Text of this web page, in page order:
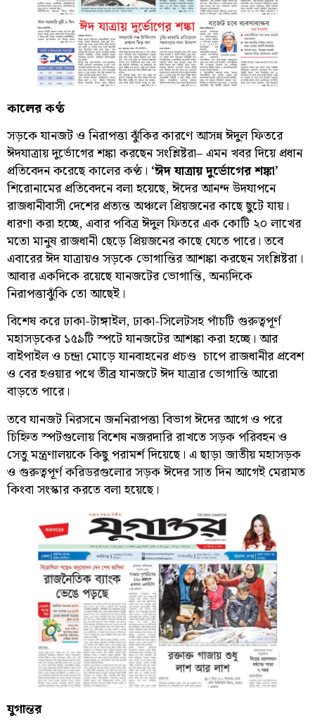
কালের কণ্ঠ
সড়কে যানজট ও নিরাপত্তা ঝুঁকির কারণে আসন্ন ঈদুল ফিতরে
ঈদযাত্রায় দুর্ভোগের শঙ্কা করছেন সংশ্লিষ্টরা– এমন খবর দিয়ে প্রধান
প্রতিবেদন করেছে কালের কণ্ঠ। ‘ঈদ যাত্রায় দুর্ভোগের শঙ্কা’
শিরোনামের প্রতিবেদনে বলা হয়েছে, ঈদের আনন্দ উদযাপনে
রাজধানীবাসী দেশের প্রত্যন্ত অঞ্চলে প্রিয়জনের কাছে ছুটে যায়।
ধারণা করা হচ্ছে, এবার পবিত্র ঈদুল ফিতরে এক কোটি ২০ লাখের
মতো মানুষ রাজধানী ছেড়ে প্রিয়জনের কাছে যেতে পারে। তবে
এবারের ঈদ যাত্রায়ও সড়কে ভোগান্তির আশঙ্কা করছেন সংশ্লিষ্টরা।
আবার একদিকে রয়েছে যানজটের ভোগান্তি, অন্যদিকে
নিরাপত্তাঝুঁকি তো আছেই।
বিশেষ করে ঢাকা-টাঙ্গাইল, ঢাকা-সিলেটসহ পাঁচটি গুরুত্বপূর্ণ
মহাসড়কের ১৫৯টি স্পটে যানজটের আশঙ্কা করা হচ্ছে। আর
বাইপাইল ও চন্দ্রা মোড়ে যানবাহনের প্রচণ্ড চাপে রাজধানীর প্রবেশ
ও বের হওয়ার পথে তীব্র যানজটে ঈদ যাত্রার ভোগান্তি আরো
বাড়তে পারে।
তবে যানজট নিরসনে জননিরাপত্তা বিভাগ ঈদের আগে ও পরে
চিহ্নিত স্পটগুলোয় বিশেষ নজরদারি রাখতে সড়ক পরিবহন ও
সেতু মন্ত্রণালয়কে কিছু পরামর্শ দিয়েছে। এ ছাড়া জাতীয় মহাসড়ক
ও গুরুত্বপূর্ণ করিডরগুলোর সড়ক ঈদের সাত দিন আগেই মেরামত
কিংবা সংস্কার করতে বলা হয়েছে।
যুগান্তর